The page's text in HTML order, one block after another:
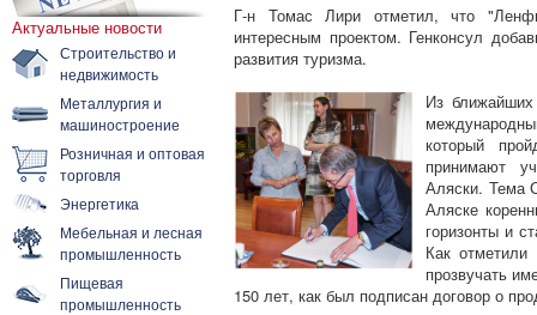
Актуальные новости
Строительство и
недвижимость
Металлургия и
машиностроение
Розничная и оптовая
торговля
Энергетика
Мебельная и лесная
промышленность
Пищевая
промышленность
Г-н Томас Лири отметил, что
интересным проектом. Генконсул
развития туризма.
Из ближайших
который
принимают
Аляски. Тема
Аляске
горизонты и
Как отметили
прозвучать
150 лет, как был подписан договор о